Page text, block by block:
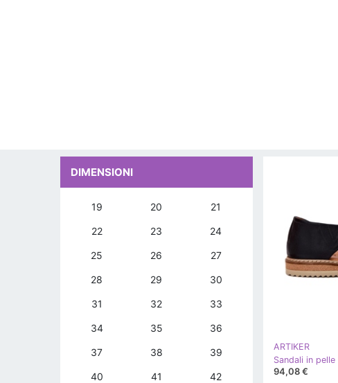
ARTIKER
94,08 €
DIMENSIONI
19 20 21
22 23 24
25 26 27
28 29 30
31 32 33
34 35 36
37 38 39
40 41 42